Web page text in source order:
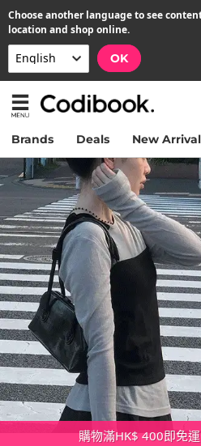
Choose another language to see
location and shop online.
OK
Brands Deals New Arrival
購物滿HK$ 400即免